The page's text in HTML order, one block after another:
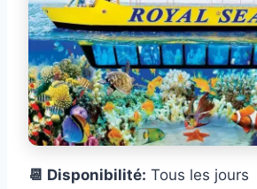
📆 Disponibilité: Tous les jours